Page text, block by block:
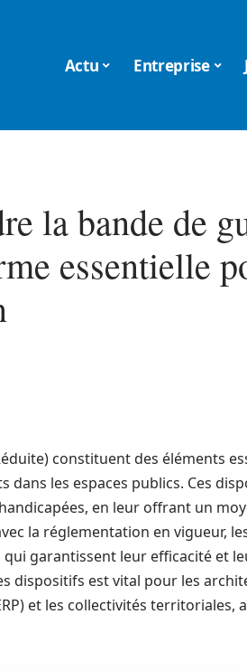
Actu Entreprise
la bande de
essentielle
constituent des éléments
dans les espaces publics. Ces
en leur offrant un
la réglementation en vigueur,
garantissent leur efficacité et
dispositifs est vital pour les
et les collectivités territoriales,